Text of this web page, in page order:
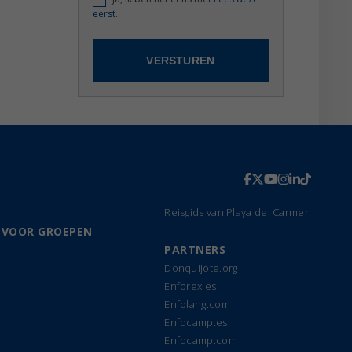
eerst.
GROEPEN
Reisgids van Playa del Carmen
PARTNERS
Donquijote.org
Enforex.es
Enfolang.com
Enfocamp.es
Enfocamp.com